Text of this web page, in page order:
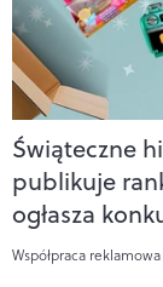
Świąteczne
publikuje
ogłasza
Współpraca reklamowa